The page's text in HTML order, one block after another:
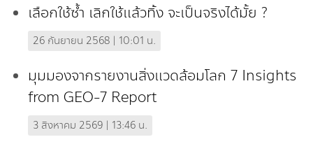
เลือกใช้ซ้ำ เลิกใช้แล้วทิ้ง จะเป็นจริงได้มั้ย ?
26 กันยายน 2568 | 10:01 น.
มุมมองจากรายงานสิ่งแวดล้อมโลก 7 Insights
from GEO-7 Report
3 สิงหาคม 2569 | 13:46 น.